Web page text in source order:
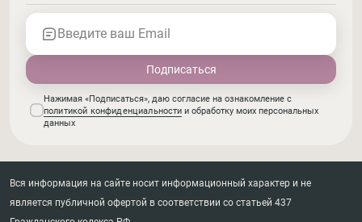
Введите ваш Email
Нажимая «Подписаться», даю согласие на ознакомление с
политикой конфиденциальности и обработку моих персональных
данных
Вся информация на сайте носит информационный характер и не
является публичной офертой в соответствии со статьей 437